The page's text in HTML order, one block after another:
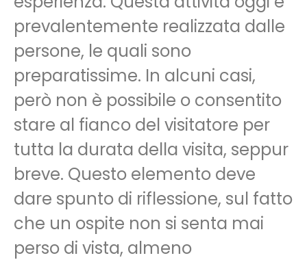
prevalentemente realizzata dalle
persone, le quali sono
preparatissime. In alcuni casi,
però non è possibile o consentito
stare al fianco del visitatore per
tutta la durata della visita, seppur
breve. Questo elemento deve
dare spunto di riflessione, sul fatto
che un ospite non si senta mai
perso di vista, almeno